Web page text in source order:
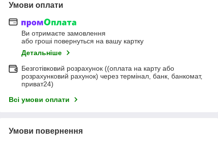
Умови оплати
Ви отримаєте замовлення
або гроші повернуться на вашу картку
Детальніше
Безготівковий розрахунок ((оплата на карту або
розрахунковий рахунок) через термінал, банк, банкомат,
приват24)
Всі умови оплати
Умови повернення